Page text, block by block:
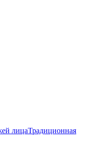
лицаТрадиционная